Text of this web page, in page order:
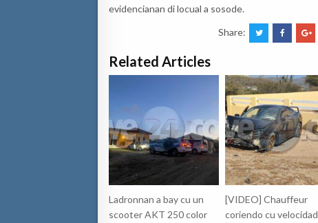
evidencianan di locual a sosode.
Share:
Related Articles
Ladronnan a bay cu un
scooter AKT 250 color
[VIDEO] Chauffeur
coriendo cu velocidad